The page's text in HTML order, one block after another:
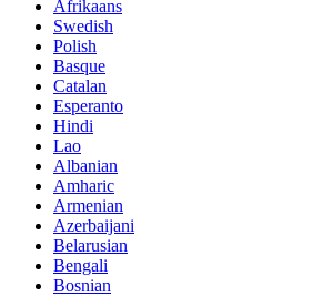
Afrikaans
Swedish
Polish
Basque
Catalan
Esperanto
Hindi
Lao
Albanian
Amharic
Armenian
Azerbaijani
Belarusian
Bengali
Bosnian